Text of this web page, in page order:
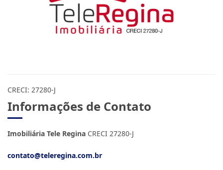
CRECI: 27280-J
Informações de Contato
Imobiliária Tele Regina CRECI 27280-J
contato@teleregina.com.br